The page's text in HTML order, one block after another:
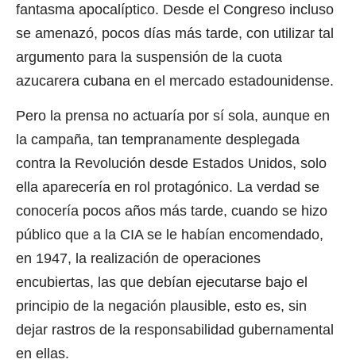
fantasma apocalíptico. Desde el Congreso incluso
se amenazó, pocos días más tarde, con utilizar tal
argumento para la suspensión de la cuota
azucarera cubana en el mercado estadounidense.
Pero la prensa no actuaría por sí sola, aunque en
la campaña, tan tempranamente desplegada
contra la Revolución desde Estados Unidos, solo
ella aparecería en rol protagónico. La verdad se
conocería pocos años más tarde, cuando se hizo
público que a la CIA se le habían encomendado,
en 1947, la realización de operaciones
encubiertas, las que debían ejecutarse bajo el
principio de la negación plausible, esto es, sin
dejar rastros de la responsabilidad gubernamental
en ellas.